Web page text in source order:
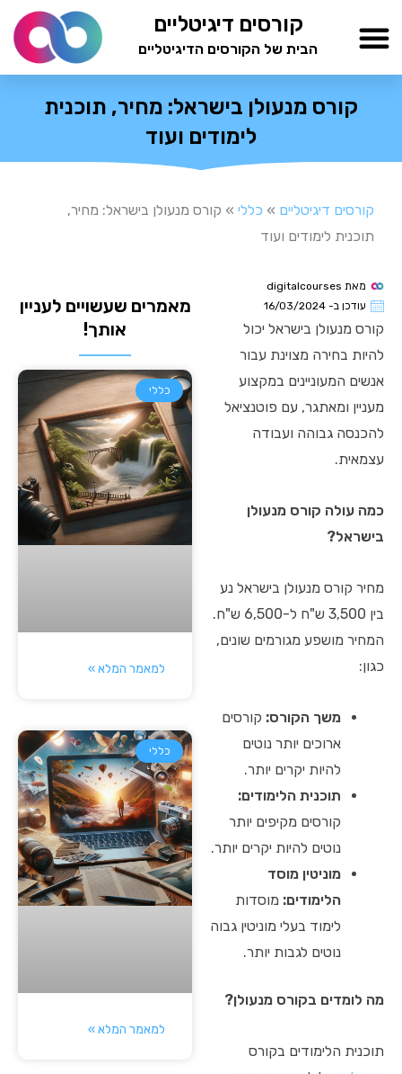
לתוכן
קורסים דיגיטליים
הבית של הקורסים הדיגיטליים
קורס מנעולן בישראל: מחיר, תוכנית
לימודים ועוד
קורסים דיגיטליים » כללי » קורס מנעולן בישראל: מחיר,
תוכנית לימודים ועוד
מאת
עודכן ב- 16/03/2024
קורס מנעולן בישראל יכול
להיות בחירה מצוינת עבור
אנשים המעוניינים במקצוע
מעניין ומאתגר, עם פוטנציאל
להכנסה גבוהה ועבודה
עצמאית.
כמה עולה קורס מנעולן
בישראל?
מחיר קורס מנעולן בישראל נע
בין 3,500 ש"ח ל-6,500 ש"ח.
המחיר מושפע מגורמים שונים,
כגון:
משך הקורס: קורסים
ארוכים יותר נוטים
להיות יקרים יותר.
תוכנית הלימודים:
קורסים מקיפים יותר
נוטים להיות יקרים יותר.
מוניטין מוסד
הלימודים: מוסדות
לימוד בעלי מוניטין גבוה
נוטים לגבות יותר.
מה לומדים בקורס מנעולן?
תוכנית הלימודים בקורס
מאמרים שעשויים לעניין
אותך!
כללי
למאמר המלא »
כללי
למאמר המלא »